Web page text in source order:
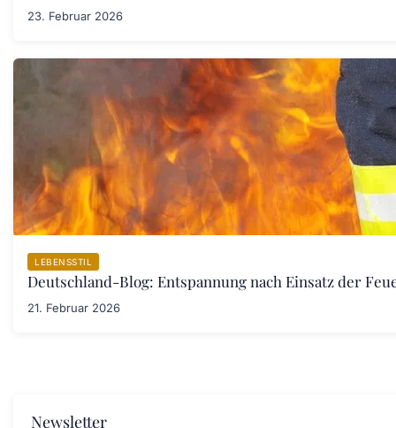
23. Februar 2026
LEBENSSTIL
Deutschland-Blog: Entspannung nach Einsatz der
21. Februar 2026
Newsletter